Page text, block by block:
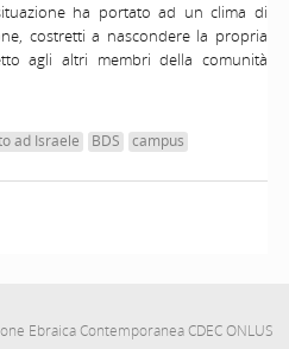
ha portato ad un clima di
costretti a nascondere la propria
agli altri membri della comunità
ad Israele BDS
campus
Ebraica Contemporanea CDEC ONLUS